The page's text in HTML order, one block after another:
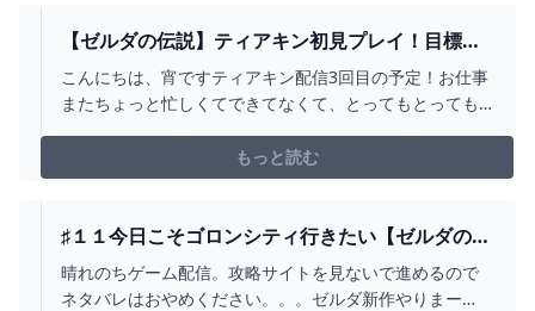
【ゼルダの伝説】ティアキン初見プレイ！目標は
マップ全解放◎【女性ゲーム実況】【生配信】 -
YOUTUBE
こんにちは、宵ですティアキン配信3回目の予定！お仕事
またちょっと忙しくてできてなくて、とってもとっても
っと落ち着くので、木曜日にやろっかなって！早めにス
ケジュールしておくので絶対にライブ見にきてね！！！
識を教えてく...
もっと読む
♯１１今日こそゴロンシティ行きたい【ゼルダの伝
説ティアーズオブザキングダム】目指せ！100%ク
リア！！一年寝かせたティアキン頑張ります
晴れのちゲーム配信。攻略サイトを見ないで進めるので
ネタバレはおやめください。。。ゼルダ新作やりまー